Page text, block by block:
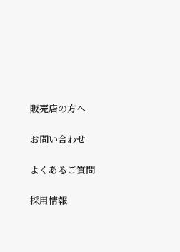
販売店の方へ
お問い合わせ
よくあるご質問
採用情報